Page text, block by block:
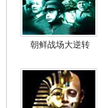
朝鲜战场大逆转